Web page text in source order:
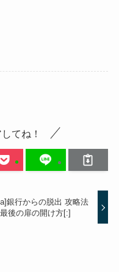
てね！
銀行からの脱出 攻略法
後の扉の開け方[:]